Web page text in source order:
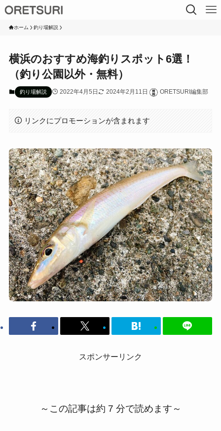
ホーム 釣り場解説
横浜のおすすめ海釣りスポット6選！
（釣り公園以外・無料）
釣り場解説 2022年4月5日 2024年2月11日 ORETSURI編集部
リンクにプロモーションが含まれます
スポンサーリンク
～この記事は約 7 分で読めます～